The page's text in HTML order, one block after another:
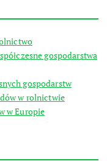
gospodarstwa
gospodarstw
w rolnictwie
w Europie